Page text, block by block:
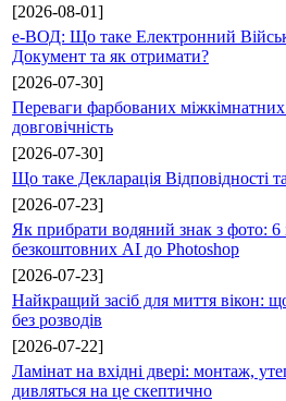
[2026-08-01]
е-ВОД: Що таке Електронний
Документ та як отримати?
[2026-07-30]
Переваги фарбованих міжкімнатних
довговічність
[2026-07-30]
Що таке Декларація Відповідності
[2026-07-23]
Як прибрати водяний знак з фото: 6
безкоштовних AI до Photoshop
[2026-07-23]
Найкращий засіб для миття вікон:
без розводів
[2026-07-22]
Ламінат на вхідні двері: монтаж,
дивляться на це скептично